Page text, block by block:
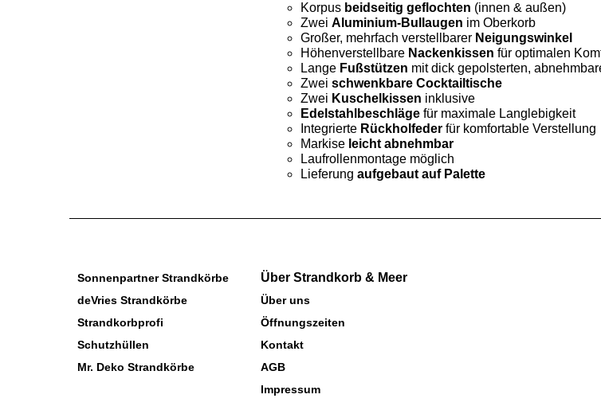
Korpus beidseitig geflochten (innen & außen)
Zwei Aluminium-Bullaugen im Oberkorb
Großer, mehrfach verstellbarer Neigungswinkel
Höhenverstellbare Nackenkissen für optimalen
Lange Fußstützen mit dick gepolsterten,
Zwei schwenkbare Cocktailtische
Zwei Kuschelkissen inklusive
Edelstahlbeschläge für maximale Langlebigkeit
Integrierte Rückholfeder für komfortable Verstellung
Markise leicht abnehmbar
Laufrollenmontage möglich
Lieferung aufgebaut auf Palette
Sonnenpartner Strandkörbe
deVries Strandkörbe
Strandkorbprofi
Schutzhüllen
Mr. Deko Strandkörbe
Über Strandkorb & Meer
Über uns
Öffnungszeiten
Kontakt
AGB
Impressum